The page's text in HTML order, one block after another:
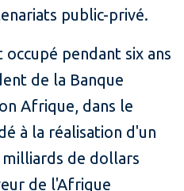
public-privé.
pendant six ans
de la Banque
Afrique, dans le
à la réalisation d'un
de dollars
de l'Afrique